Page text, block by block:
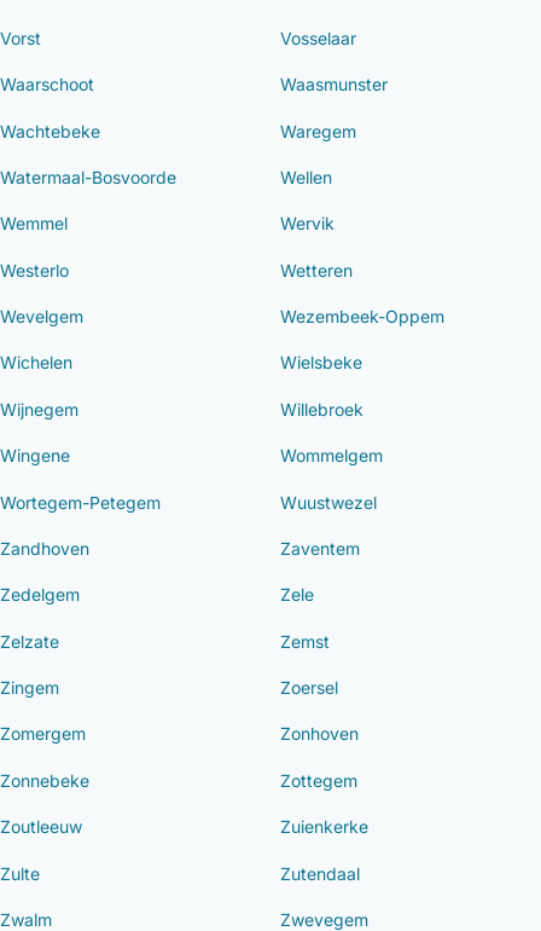
Vorst Vosselaar
Waarschoot Waasmunster
Wachtebeke Waregem
Watermaal-Bosvoorde Wellen
Wemmel Wervik
Westerlo Wetteren
Wevelgem Wezembeek-Oppem
Wichelen Wielsbeke
Wijnegem Willebroek
Wingene Wommelgem
Wortegem-Petegem Wuustwezel
Zandhoven Zaventem
Zedelgem Zele
Zelzate Zemst
Zingem Zoersel
Zomergem Zonhoven
Zonnebeke Zottegem
Zoutleeuw Zuienkerke
Zulte Zutendaal
Zwalm Zwevegem